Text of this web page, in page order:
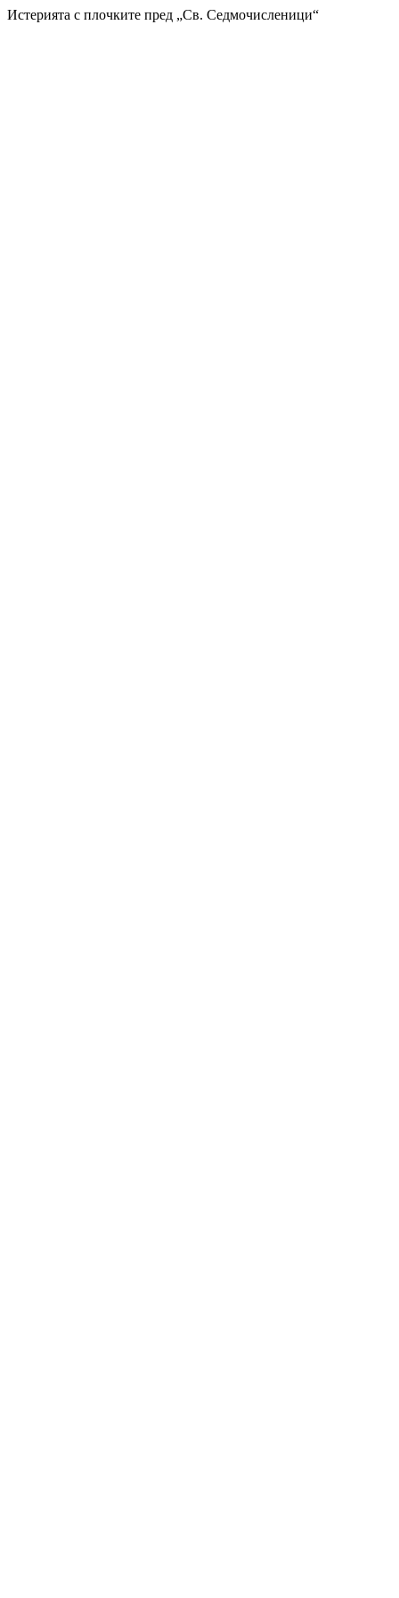
Истерията с плочките пред „Св. Седмочисленици“